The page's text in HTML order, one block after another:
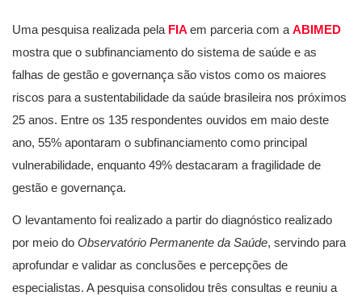
Uma pesquisa realizada pela FIA em parceria com a ABIMED
mostra que o subfinanciamento do sistema de saúde e as
falhas de gestão e governança são vistos como os maiores
riscos para a sustentabilidade da saúde brasileira nos próximos
25 anos. Entre os 135 respondentes ouvidos em maio deste
ano, 55% apontaram o subfinanciamento como principal
vulnerabilidade, enquanto 49% destacaram a fragilidade de
gestão e governança.
O levantamento foi realizado a partir do diagnóstico realizado
por meio do Observatório Permanente da Saúde, servindo para
aprofundar e validar as conclusões e percepções de
especialistas. A pesquisa consolidou três consultas e reuniu a